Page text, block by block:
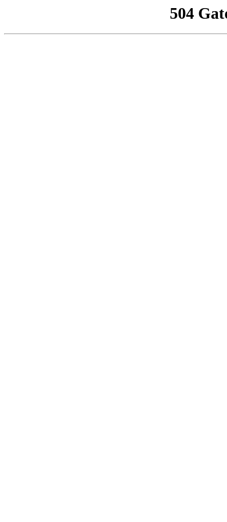
504